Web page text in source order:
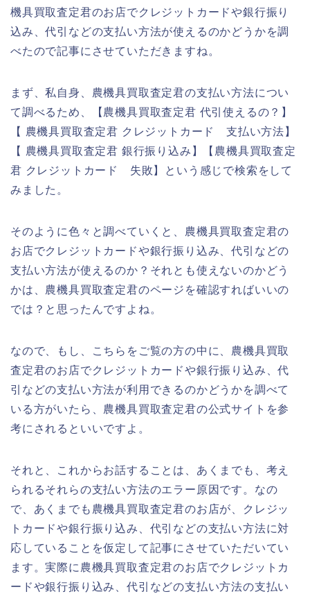
機具買取査定君のお店でクレジットカードや銀行振り
込み、代引などの支払い方法が使えるのかどうかを調
べたので記事にさせていただきますね。
まず、私自身、農機具買取査定君の支払い方法につい
て調べるため、【農機具買取査定君 代引使えるの？】
【 農機具買取査定君 クレジットカード 支払い方法】
【 農機具買取査定君 銀行振り込み】【農機具買取査定
君 クレジットカード 失敗】という感じで検索をして
みました。
そのように色々と調べていくと、農機具買取査定君の
お店でクレジットカードや銀行振り込み、代引などの
支払い方法が使えるのか？それとも使えないのかどう
かは、農機具買取査定君のページを確認すればいいの
では？と思ったんですよね。
なので、もし、こちらをご覧の方の中に、農機具買取
査定君のお店でクレジットカードや銀行振り込み、代
引などの支払い方法が利用できるのかどうかを調べて
いる方がいたら、農機具買取査定君の公式サイトを参
考にされるといいですよ。
それと、これからお話することは、あくまでも、考え
られるそれらの支払い方法のエラー原因です。なの
で、あくまでも農機具買取査定君のお店が、クレジッ
トカードや銀行振り込み、代引などの支払い方法に対
応していることを仮定して記事にさせていただいてい
ます。実際に農機具買取査定君のお店でクレジットカ
ードや銀行振り込み、代引などの支払い方法の支払い